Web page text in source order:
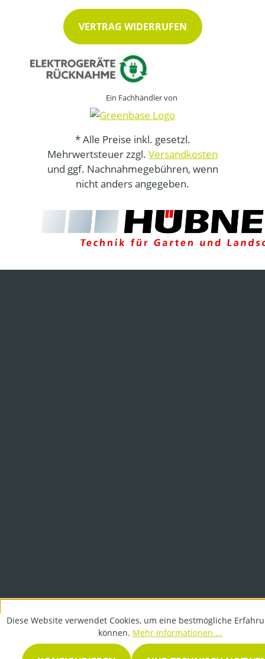
VERTRAG WIDERRUFEN
Ein Fachhändler von
* Alle Preise inkl. gesetzl.
Mehrwertsteuer zzgl. Versandkosten
und ggf. Nachnahmegebühren, wenn
nicht anders angegeben.
Diese Website verwendet Cookies, um eine bestmögliche
können. Mehr Informationen ...